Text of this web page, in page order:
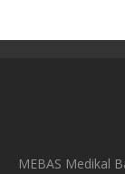
MEBAS Medikal